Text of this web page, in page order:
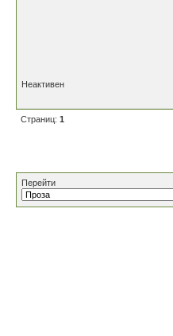
Неактивен
Страниц: 1
Перейти